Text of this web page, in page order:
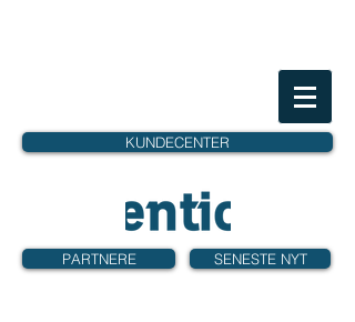
KUNDECENTER
PARTNERE SENESTE NYT